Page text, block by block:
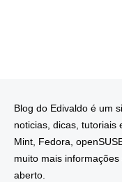
Blog do Edivaldo é um
noticias, dicas, tutoriais
Mint, Fedora,
muito mais
aberto.